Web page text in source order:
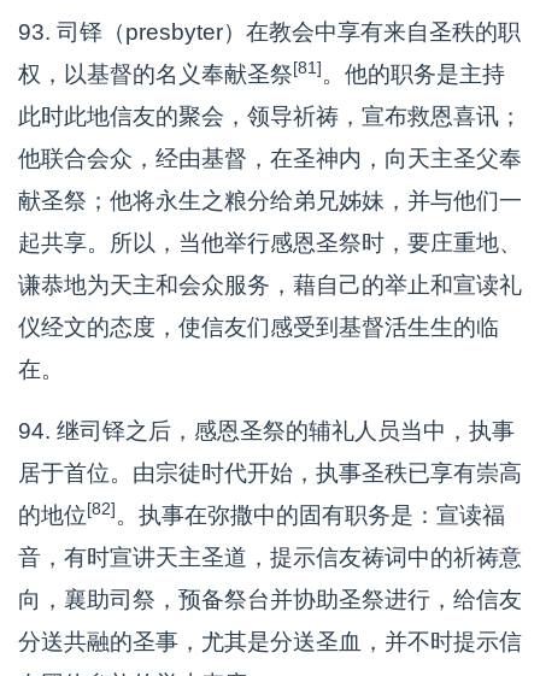
93. 司铎（presbyter）在教会中享有来自圣秩的职
权，以基督的名义奉献圣祭[81]。他的职务是主持
此时此地信友的聚会，领导祈祷，宣布救恩喜讯；
他联合会众，经由基督，在圣神内，向天主圣父奉
献圣祭；他将永生之粮分给弟兄姊妹，并与他们一
起共享。所以，当他举行感恩圣祭时，要庄重地、
谦恭地为天主和会众服务，藉自己的举止和宣读礼
仪经文的态度，使信友们感受到基督活生生的临
在。
94. 继司铎之后，感恩圣祭的辅礼人员当中，执事
居于首位。由宗徒时代开始，执事圣秩已享有崇高
的地位[82]。执事在弥撒中的固有职务是：宣读福
音，有时宣讲天主圣道，提示信友祷词中的祈祷意
向，襄助司祭，预备祭台并协助圣祭进行，给信友
分送共融的圣事，尤其是分送圣血，并不时提示信